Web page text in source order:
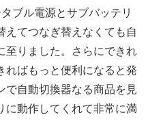
ブル電源とサブバッテリ
えてつなぎ替えなくても自
至りました。さらにできれ
ればもっと便利になると発
で自動切換器なる商品を見
に動作してくれて非常に満